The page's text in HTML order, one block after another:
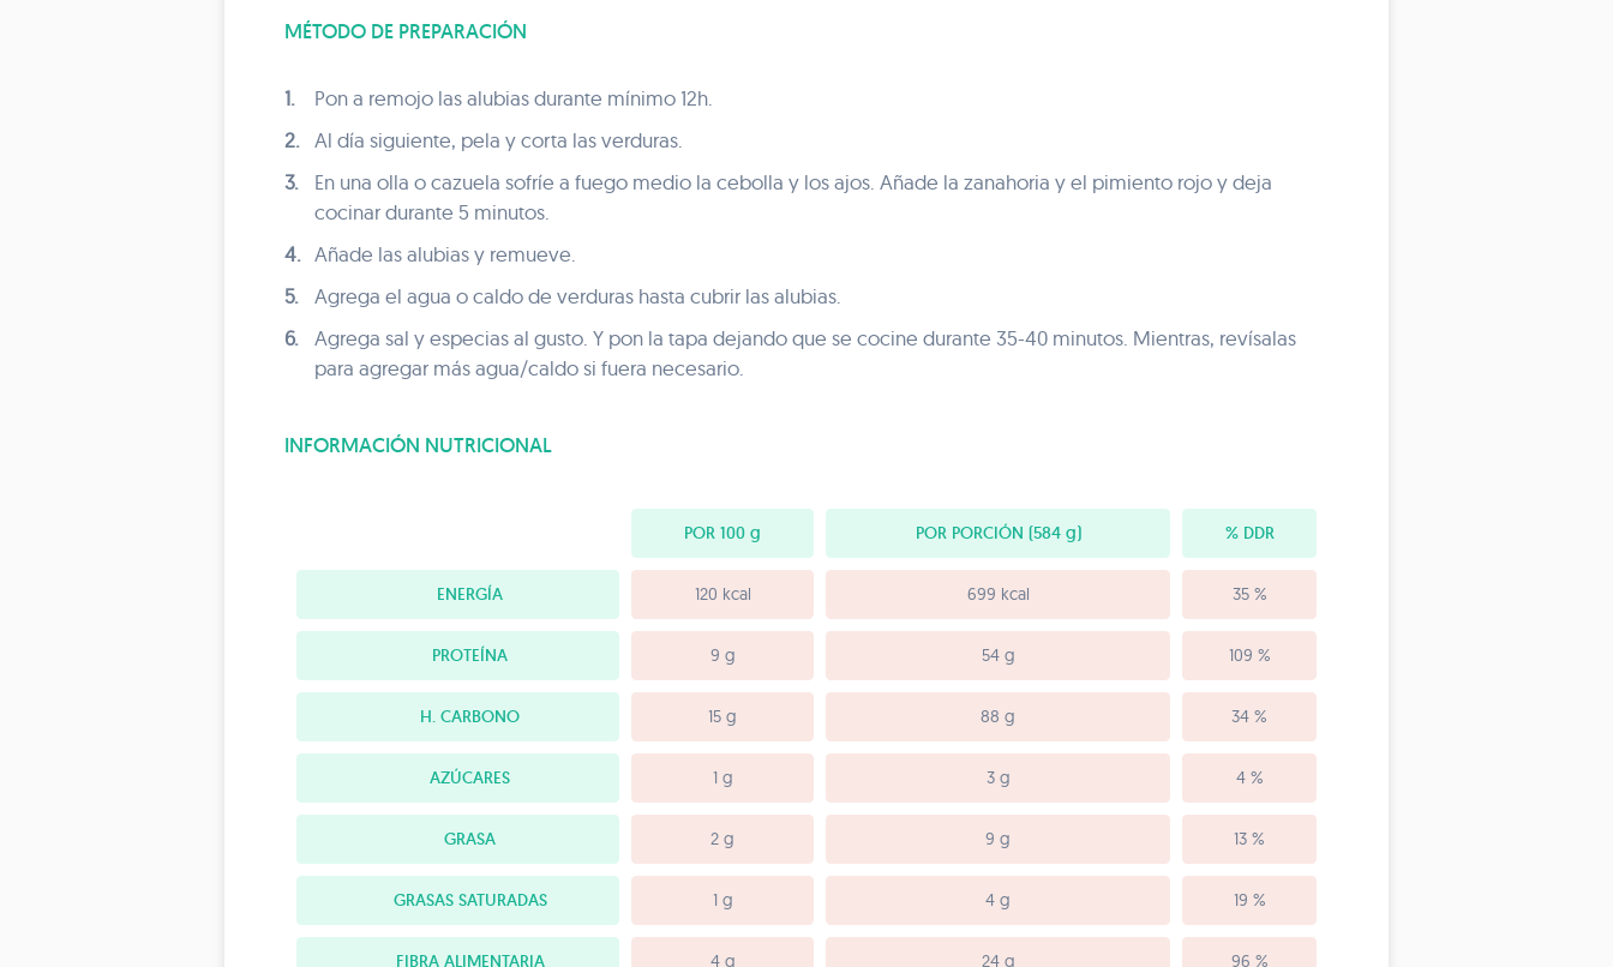
MÉTODO DE PREPARACIÓN
1.
Pon a remojo las alubias durante mínimo 12h.
2.
Al día siguiente, pela y corta las verduras.
3.
En una olla o cazuela sofríe a fuego medio la cebolla y los ajos. Añade la zanahoria y el pimiento rojo y deja
cocinar durante 5 minutos.
4. Añade las alubias y remueve.
5.
Agrega el agua o caldo de verduras hasta cubrir las alubias.
6.
Agrega sal y especias al gusto. Y pon la tapa dejando que se cocine durante 35-40 minutos. Mientras, revísalas
para agregar más agua/caldo si fuera necesario.
INFORMACIÓN NUTRICIONAL
POR 100 g POR PORCIÓN (584 g) % DDR
ENERGÍA 120 kcal 699 kcal 35 %
PROTEÍNA 9 g 54 g 109 %
H. CARBONO 15 g 88 g 34 %
AZÚCARES 1 g 3 g 4 %
GRASA 2 g 9 g 13 %
GRASAS SATURADAS 1 g 4 g 19 %
FIBRA ALIMENTARIA 4 g 24 g 96 %